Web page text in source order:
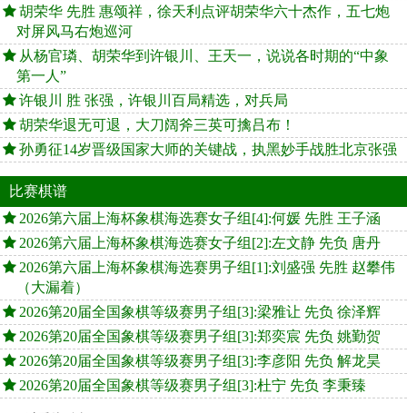
胡荣华 先胜 惠颂祥，徐天利点评胡荣华六十杰作，五七炮
对屏风马右炮巡河
从杨官璘、胡荣华到许银川、王天一，说说各时期的“中象
第一人”
许银川 胜 张强，许银川百局精选，对兵局
胡荣华退无可退，大刀阔斧三英可擒吕布！
孙勇征14岁晋级国家大师的关键战，执黑妙手战胜北京张强
比赛棋谱
2026第六届上海杯象棋海选赛女子组[4]:何媛 先胜 王子涵
2026第六届上海杯象棋海选赛女子组[2]:左文静 先负 唐丹
2026第六届上海杯象棋海选赛男子组[1]:刘盛强 先胜 赵攀伟
（大漏着）
2026第20届全国象棋等级赛男子组[3]:梁雅让 先负 徐泽辉
2026第20届全国象棋等级赛男子组[3]:郑奕宸 先负 姚勤贺
2026第20届全国象棋等级赛男子组[3]:李彦阳 先负 解龙昊
2026第20届全国象棋等级赛男子组[3]:杜宁 先负 李秉臻